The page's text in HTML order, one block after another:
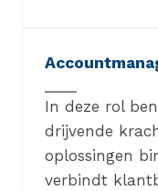
In deze rol
drijvende
oplossingen
verbindt